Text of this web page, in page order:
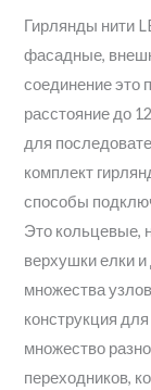
Гирлянды нити
фасадные,
соединение это
расстояние до
для
комплект
способы
Это кольцевые,
верхушки елки
множества
конструкция
множество
переходников,